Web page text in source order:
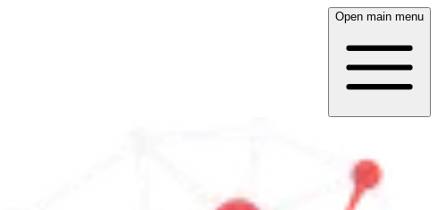
Open main menu